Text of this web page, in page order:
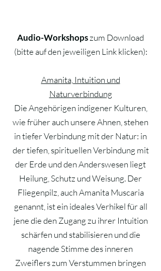
Audio-Workshopszum Download
(bitte auf den jeweiligen Link klicken):
Amanita, Intuition und
Naturverbindung​
Die Angehörigen indigener Kulturen,
wie früher auch unsere Ahnen, stehen
in tiefer Verbindung mit der Natur: in
der tiefen, spirituellen Verbindung mit
der Erde und den Anderswesen liegt
Heilung, Schutz und Weisung. Der
Fliegenpilz, auch Amanita Muscaria
genannt, ist ein ideales Verhikel für all
jene die den Zugang zu ihrer Intuition
schärfen und stabilisieren und die
nagende Stimme des inneren
Zweiflers zum Verstummen bringen